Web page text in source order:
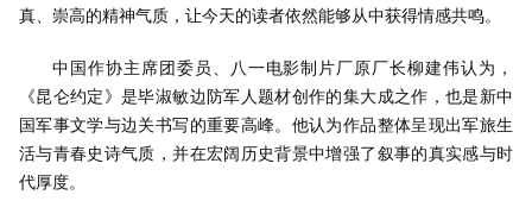
真、崇高的精神气质，让今天的读者依然能够从中获得情感共鸣。
中国作协主席团委员、八一电影制片厂原厂长柳建伟认为，
《昆仑约定》是毕淑敏边防军人题材创作的集大成之作，也是新中
国军事文学与边关书写的重要高峰。他认为作品整体呈现出军旅生
活与青春史诗气质，并在宏阔历史背景中增强了叙事的真实感与时
代厚度。